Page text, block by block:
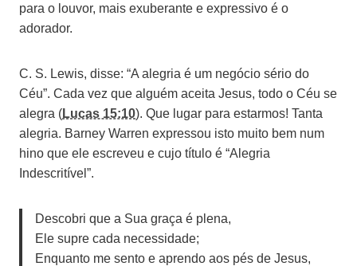
para o louvor, mais exuberante e expressivo é o
adorador.
C. S. Lewis, disse: “A alegria é um negócio sério do
Céu”. Cada vez que alguém aceita Jesus, todo o Céu se
alegra (Lucas 15:10). Que lugar para estarmos! Tanta
alegria. Barney Warren expressou isto muito bem num
hino que ele escreveu e cujo título é “Alegria
Indescritível”.
Descobri que a Sua graça é plena,
Ele supre cada necessidade;
Enquanto me sento e aprendo aos pés de Jesus,